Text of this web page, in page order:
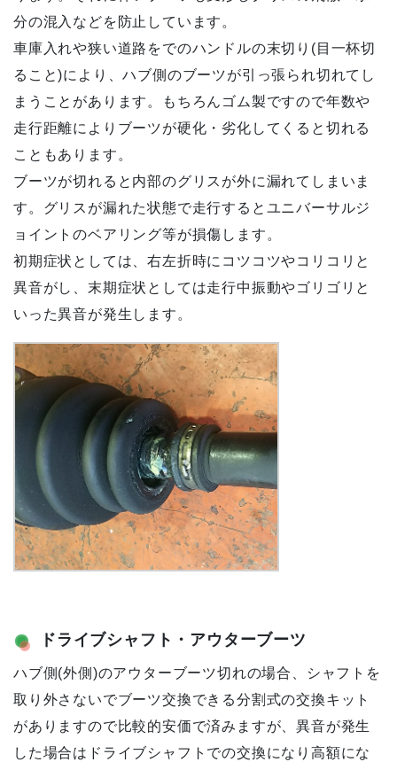
分の混入などを防止しています。
車庫入れや狭い道路をでのハンドルの末切り(目一杯切
ること)により、ハブ側のブーツが引っ張られ切れてし
まうことがあります。もちろんゴム製ですので年数や
走行距離によりブーツが硬化・劣化してくると切れる
こともあります。
ブーツが切れると内部のグリスが外に漏れてしまいま
す。グリスが漏れた状態で走行するとユニバーサルジ
ョイントのベアリング等が損傷します。
初期症状としては、右左折時にコツコツやコリコリと
異音がし、末期症状としては走行中振動やゴリゴリと
いった異音が発生します。
ドライブシャフト・アウターブーツ
ハブ側(外側)のアウターブーツ切れの場合、シャフトを
取り外さないでブーツ交換できる分割式の交換キット
がありますので比較的安価で済みますが、異音が発生
した場合はドライブシャフトでの交換になり高額にな